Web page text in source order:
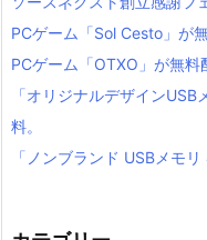
PCゲーム「Sol Cesto」が
PCゲーム「OTXO」が無料
「オリジナルデザイン
料。
「ノンブランド USBメモ